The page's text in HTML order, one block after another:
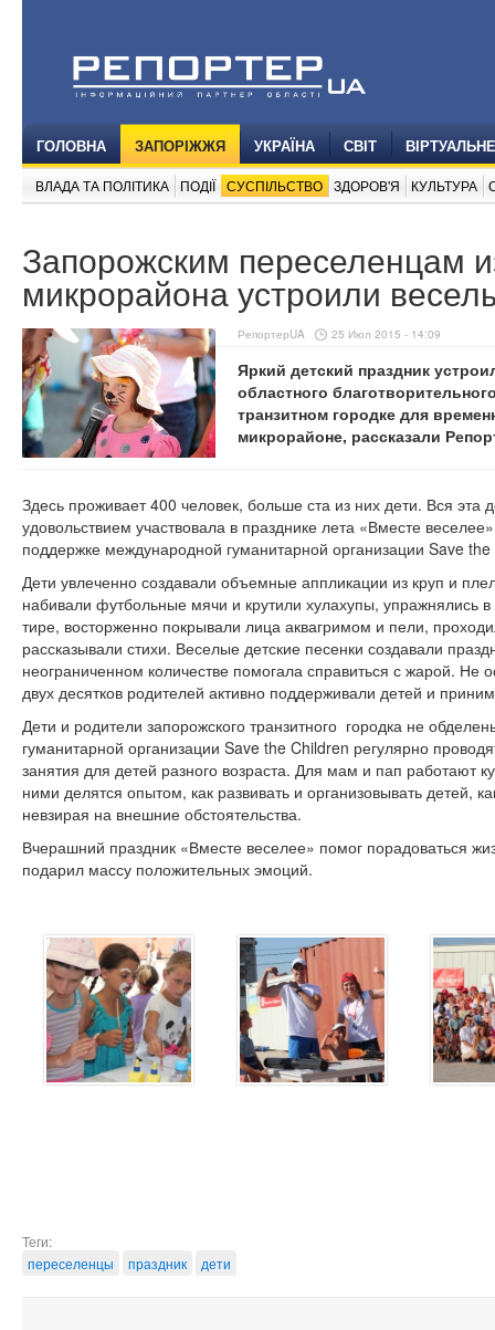
ГОЛОВНА ЗАПОРІЖЖЯ УКРАЇНА СВІТ
ВЛАДА ТА ПОЛІТИКА ПОДІЇ СУСПІЛЬСТВО ЗДОРОВ'Я КУЛЬТУРА
Запорожским переселенцам
микрорайона устроили
РепортерUA 25 Июл 2015 - 14:09
Яркий детский праздник
областного
транзитном городке для
микрорайоне, рассказали
Здесь проживает 400 человек, больше ста из них дети. Вся эта
удовольствием участвовала в празднике лета «Вместе
поддержке международной гуманитарной организации Save
Дети увлеченно создавали объемные аппликации из круп и
набивали футбольные мячи и крутили хулахупы, упражнялись
тире, восторженно покрывали лица аквагримом и пели,
рассказывали стихи. Веселые детские песенки создавали
неограниченном количестве помогала справиться с жарой. Не
двух десятков родителей активно поддерживали детей и
Дети и родители запорожского транзитного городка не
гуманитарной организации Save the Children регулярно
занятия для детей разного возраста. Для мам и пап работают
ними делятся опытом, как развивать и организовывать детей,
невзирая на внешние обстоятельства.
Вчерашний праздник «Вместе веселее» помог порадоваться
подарил массу положительных эмоций.
Теги:
переселенцы
праздник дети